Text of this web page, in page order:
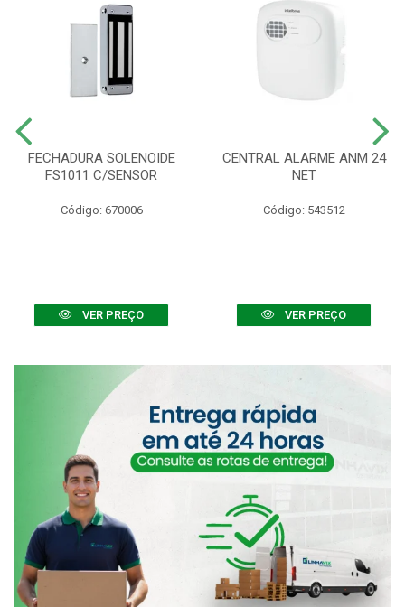
FECHADURA SOLENOIDE
FS1011 C/SENSOR
Código: 670006
VER PREÇO
CENTRAL ALARME ANM 24
NET
Código: 543512
VER PREÇO